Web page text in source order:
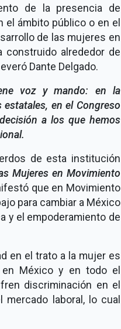
de la presencia de
ámbito público o en el
de las mujeres en
alrededor de
Dante Delgado.
voz y mando: en la
en el Congreso
a los que hemos
de esta institución
Mujeres en Movimiento
que en Movimiento
para cambiar a México
y el empoderamiento de
en el trato a la mujer es
México y en todo el
discriminación en el
laboral, lo cual